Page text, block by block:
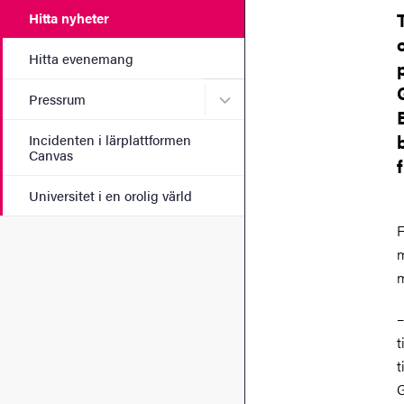
Hitta nyheter
Hitta evenemang
Pressrum Undermeny för Pressrum
Incidenten i lärplattformen
Canvas
Universitet i en orolig värld